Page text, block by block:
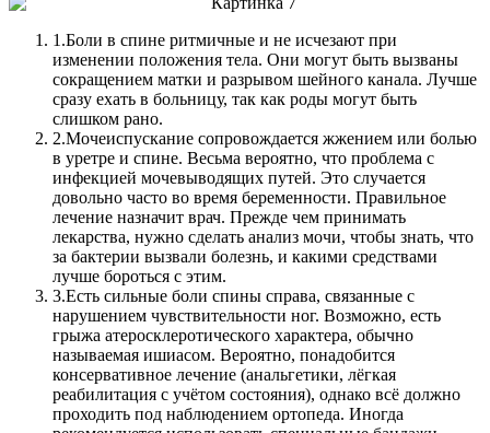
1.Боли в спине ритмичные и не исчезают при
изменении положения тела. Они могут быть вызваны
сокращением матки и разрывом шейного канала. Лучше
сразу ехать в больницу, так как роды могут быть
слишком рано.
2.Мочеиспускание сопровождается жжением или болью
в уретре и спине. Весьма вероятно, что проблема с
инфекцией мочевыводящих путей. Это случается
довольно часто во время беременности. Правильное
лечение назначит врач. Прежде чем принимать
лекарства, нужно сделать анализ мочи, чтобы знать, что
за бактерии вызвали болезнь, и какими средствами
лучше бороться с этим.
3.Есть сильные боли спины справа, связанные с
нарушением чувствительности ног. Возможно, есть
грыжа атеросклеротического характера, обычно
называемая ишиасом. Вероятно, понадобится
консервативное лечение (анальгетики, лёгкая
реабилитация с учётом состояния), однако всё должно
проходить под наблюдением ортопеда. Иногда